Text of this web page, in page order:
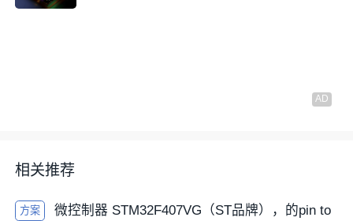
相关推荐
方案
微控制器 STM32F407VG（ST品牌），的pin to